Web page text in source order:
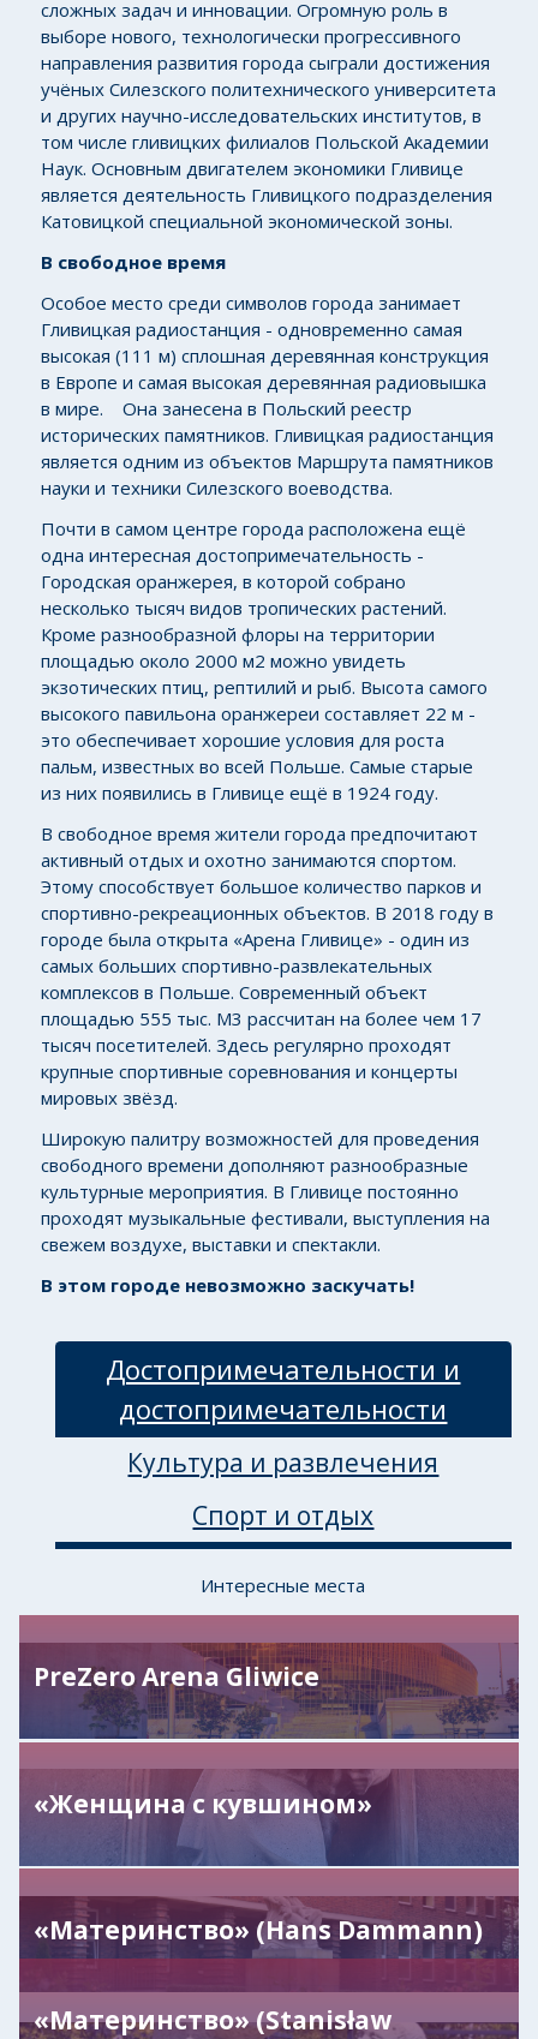
сложных задач и инновации. Огромную роль в
выборе нового, технологически прогрессивного
направления развития города сыграли достижения
учёных Силезского политехнического университета
и других научно-исследовательских институтов, в
том числе гливицких филиалов Польской Академии
Наук. Основным двигателем экономики Гливице
является деятельность Гливицкого подразделения
Катовицкой специальной экономической зоны.
В свободное время
Особое место среди символов города занимает
Гливицкая радиостанция - одновременно самая
высокая (111 м) сплошная деревянная конструкция
в Европе и самая высокая деревянная радиовышка
в мире. Она занесена в Польский реестр
исторических памятников. Гливицкая радиостанция
является одним из объектов Маршрута памятников
науки и техники Силезского воеводства.
Почти в самом центре города расположена ещё
одна интересная достопримечательность -
Городская оранжерея, в которой собрано
несколько тысяч видов тропических растений.
Кроме разнообразной флоры на территории
площадью около 2000 м2 можно увидеть
экзотических птиц, рептилий и рыб. Высота самого
высокого павильона оранжереи составляет 22 м -
это обеспечивает хорошие условия для роста
пальм, известных во всей Польше. Самые старые
из них появились в Гливице ещё в 1924 году.
В свободное время жители города предпочитают
активный отдых и охотно занимаются спортом.
Этому способствует большое количество парков и
спортивно-рекреационных объектов. В 2018 году в
городе была открыта «Арена Гливице» - один из
самых больших спортивно-развлекательных
комплексов в Польше. Современный объект
площадью 555 тыс. М3 рассчитан на более чем 17
тысяч посетителей. Здесь регулярно проходят
крупные спортивные соревнования и концерты
мировых звёзд.
Широкую палитру возможностей для проведения
свободного времени дополняют разнообразные
культурные мероприятия. В Гливице постоянно
проходят музыкальные фестивали, выступления на
свежем воздухе, выставки и спектакли.
В этом городе невозможно заскучать!
Достопримечательности и
достопримечательности
Культура и развлечения
Спорт и отдых
Интересные места
PreZero Arena Gliwice
«Женщина с кувшином»
«Материнство» (Hans Dammann)
«Материнство» (Stanisław